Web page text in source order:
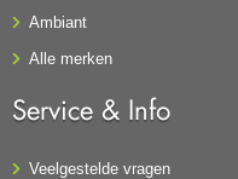
Ambiant
Alle merken
Service & Info
Veelgestelde vragen